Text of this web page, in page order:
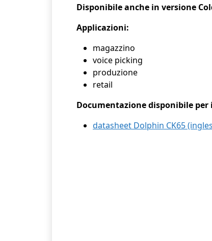
Disponibile anche in versione
Applicazioni:
magazzino
voice picking
produzione
retail
Documentazione disponibile per
datasheet Dolphin CK65